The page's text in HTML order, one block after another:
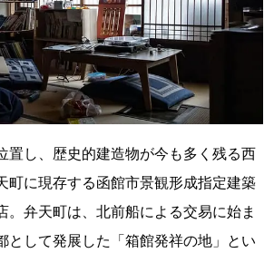
置し、歴史的建造物が今も多く残る西
町に現存する函館市景観形成指定建築
。弁天町は、北前船による交易に始ま
として発展した「箱館発祥の地」とい